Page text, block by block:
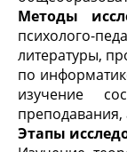
Методы
психолого-
литературы,
по
изучение
преподавания,
Этапы